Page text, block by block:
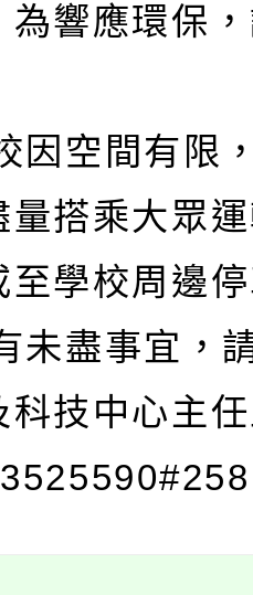
為響應環保
空間有限
量搭乘大眾
至學校周邊
盡事宜，
科技中心主